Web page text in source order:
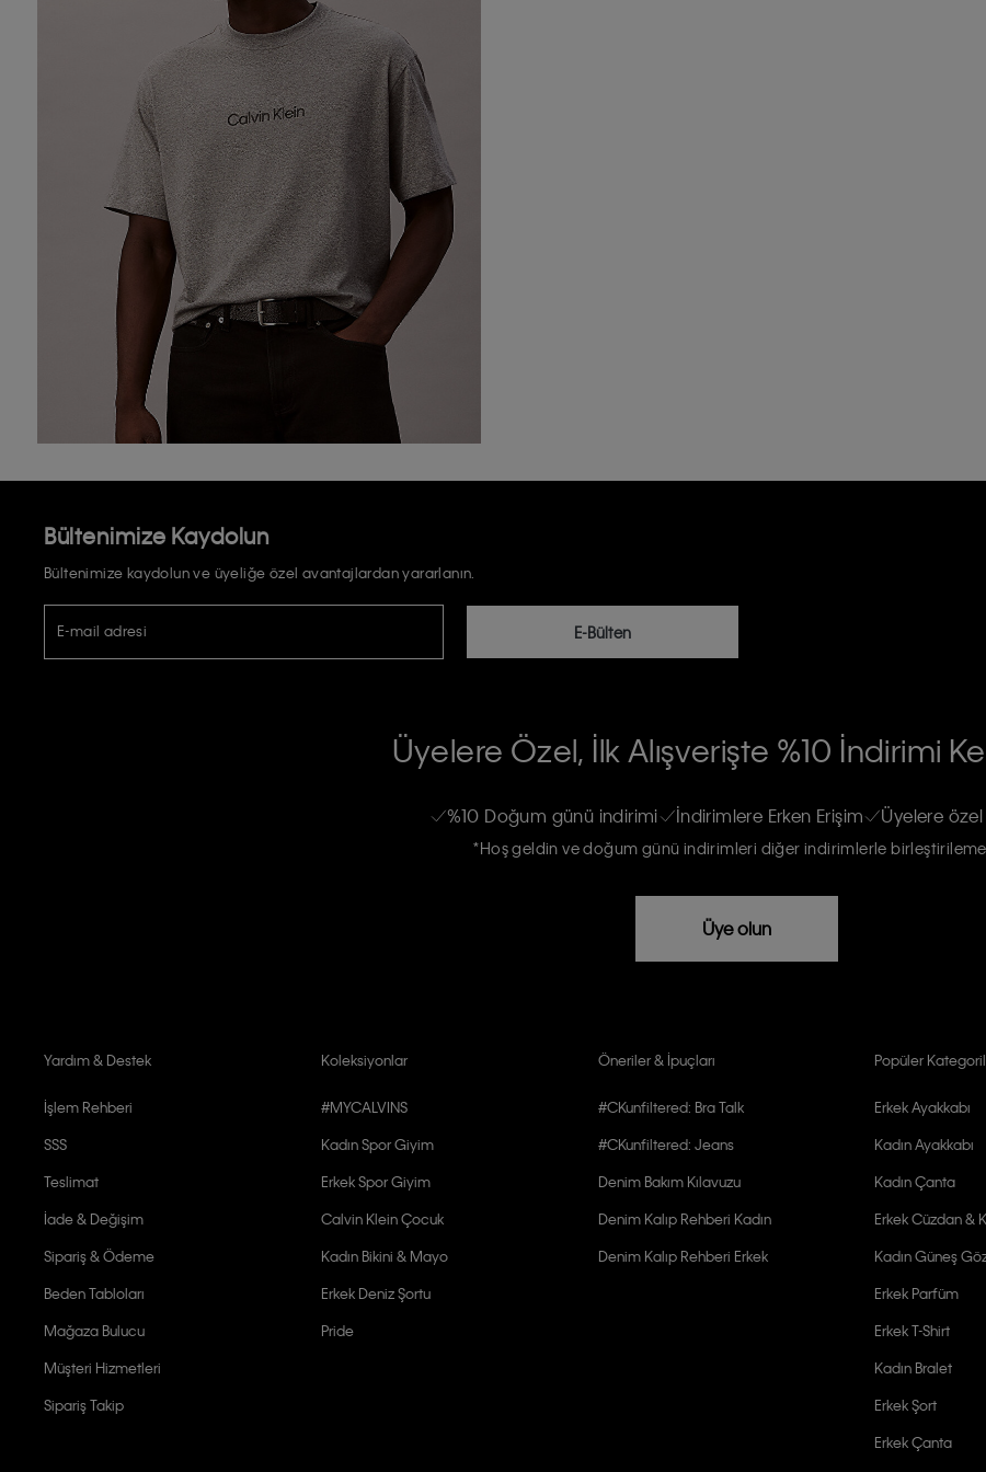
Bültenimize Kaydolun
Bültenimize kaydolun ve üyeliğe özel avantajlardan yararlanın.
E-mail adresi E-Bülten
Calvin Klein e-bültenine abone olarak, kişisel verilerimin Calvin Klein tarafına gönderileceğinin ve güncel ürün,
Üyelere Özel, İlk Alışverişte %10 İndirimi
%10 Doğum günü indirimi İndirimlere Erken Erişim Üyelere
*Hoş geldin ve doğum günü indirimleri diğer indirimlerle
Üye olun
Yardım & Destek
İşlem Rehberi
SSS
Teslimat
İade & Değişim
Sipariş & Ödeme
Beden Tabloları
Mağaza Bulucu
Müşteri Hizmetleri
Sipariş Takip
Koleksiyonlar
#MYCALVINS
Kadın Spor Giyim
Erkek Spor Giyim
Calvin Klein Çocuk
Kadın Bikini & Mayo
Erkek Deniz Şortu
Pride
Öneriler & İpuçları
#CKunfiltered: Bra Talk
#CKunfiltered: Jeans
Denim Bakım Kılavuzu
Denim Kalıp Rehberi Kadın
Denim Kalıp Rehberi Erkek
Popüler
Erkek Ayakkabı
Kadın Ayakkabı
Kadın Çanta
Erkek Cüzdan &
Kadın Güneş
Erkek Parfüm
Erkek T-Shirt
Kadın Bralet
Erkek Şort
Erkek Çanta